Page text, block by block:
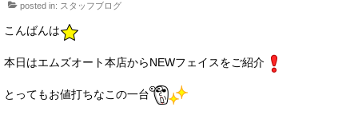
エムズオートとは
サービス・保証
posted in: スタッフブログ
こんばんは
本日はエムズオート本店からNEWフェイスをご紹介
とってもお値打ちなこの一台